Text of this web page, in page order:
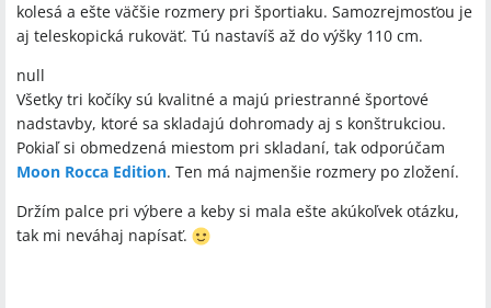
kolesá a ešte väčšie rozmery pri športiaku. Samozrejmosťou je
aj teleskopická rukoväť. Tú nastavíš až do výšky 110 cm.
null
Všetky tri kočíky sú kvalitné a majú priestranné športové
nadstavby, ktoré sa skladajú dohromady aj s konštrukciou.
Pokiaľ si obmedzená miestom pri skladaní, tak odporúčam
Moon Rocca Edition. Ten má najmenšie rozmery po zložení.
Držím palce pri výbere a keby si mala ešte akúkoľvek otázku,
tak mi neváhaj napísať.